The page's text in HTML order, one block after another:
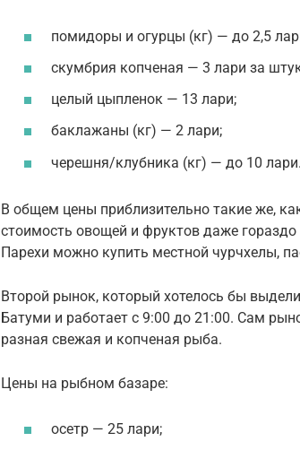
помидоры и огурцы (кг) — до 2,5
скумбрия копченая — 3 лари за
целый цыпленок — 13 лари;
баклажаны (кг) — 2 лари;
черешня/клубника (кг) — до 10 лари.
В общем цены приблизительно такие же,
стоимость овощей и фруктов даже
Парехи можно купить местной чурчхелы,
Второй рынок, который хотелось бы
Батуми и работает с 9:00 до 21:00. Сам
разная свежая и копченая рыба.
Цены на рыбном базаре:
осетр — 25 лари;